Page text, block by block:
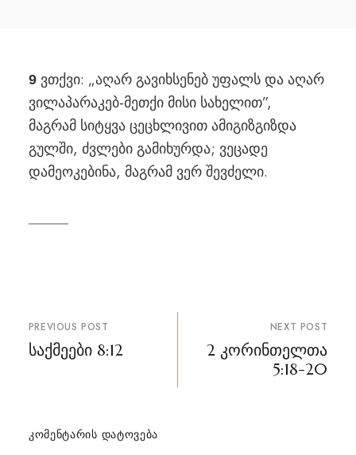
9ვთქვი: „აღარ გავიხსენებ უფალს და აღარ
ვილაპარაკებ-მეთქი მისი სახელით”,
მაგრამ სიტყვა ცეცხლივით ამიგიზგიზდა
გულში, ძვლები გამიხურდა; ვეცადე
დამეოკებინა, მაგრამ ვერ შევძელი.
პოსტის
ნავიგაცია
PREVIOUS POST
საქმეები 8:12
NEXT POST
2 კორინთელთა
5:18-20
ᲙᲝᲛᲔᲜᲢᲐᲠᲘᲡ ᲓᲐᲢᲝᲕᲔᲑᲐ